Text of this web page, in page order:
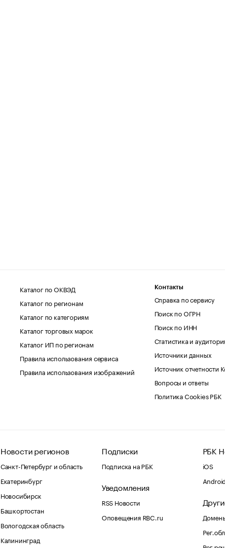
Каталог по ОКВЭД
Каталог по регионам
Каталог по категориям
Каталог торговых марок
Каталог ИП по регионам
Правила использования сервиса
Правила использования изображений
Контакты
Справка по сервису
Поиск по ОГРН
Поиск по ИНН
Статистика и
Источники данных
Источник отчетности
Вопросы и ответы
Политика Cookies РБК
Новости регионов
Санкт-Петербург и область
Екатеринбург
Новосибирск
Башкортостан
Вологодская область
Калининград
Подписки
Подписка на РБК
Уведомления
RSS Новости
Оповещения RBC.ru
РБК
iOS